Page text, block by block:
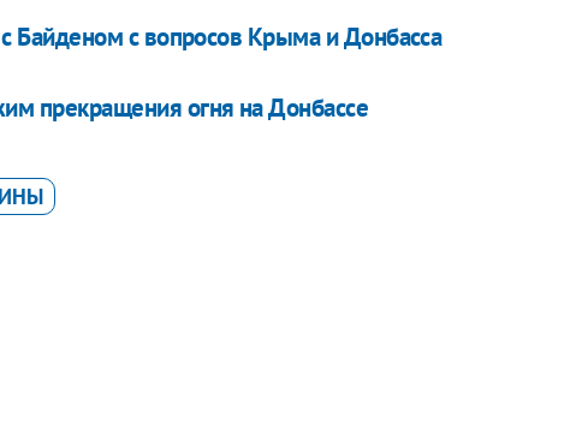
с Байденом с вопросов Крыма и Донбасса
прекращения огня на Донбассе